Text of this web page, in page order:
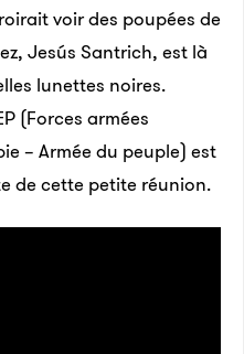
voir des poupées de
Jesús Santrich, est là
lunettes noires.
(Forces armées
– Armée du peuple) est
de cette petite réunion.